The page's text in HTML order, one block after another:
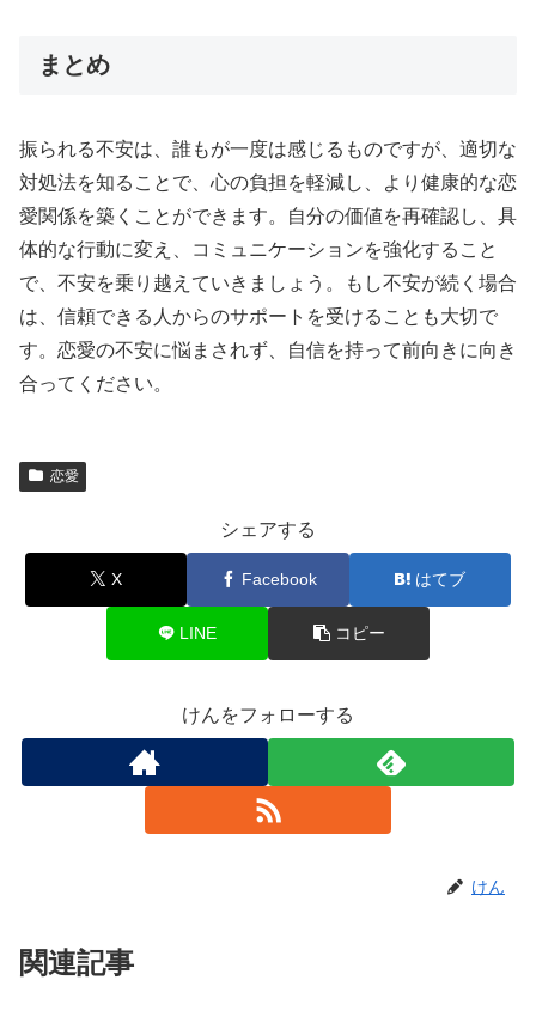
まとめ
振られる不安は、誰もが一度は感じるものですが、適切な
対処法を知ることで、心の負担を軽減し、より健康的な恋
愛関係を築くことができます。自分の価値を再確認し、具
体的な行動に変え、コミュニケーションを強化すること
で、不安を乗り越えていきましょう。もし不安が続く場合
は、信頼できる人からのサポートを受けることも大切で
す。恋愛の不安に悩まされず、自信を持って前向きに向き
合ってください。
恋愛
シェアする
X Facebook はてブ
LINE コピー
けんをフォローする
けん
関連記事